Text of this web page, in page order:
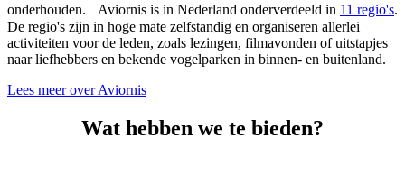
onderhouden. Aviornis is in Nederland onderverdeeld in 11 regio's.
De regio's zijn in hoge mate zelfstandig en organiseren allerlei
activiteiten voor de leden, zoals lezingen, filmavonden of uitstapjes
naar liefhebbers en bekende vogelparken in binnen- en buitenland.
Lees meer over Aviornis
Wat hebben we te bieden?